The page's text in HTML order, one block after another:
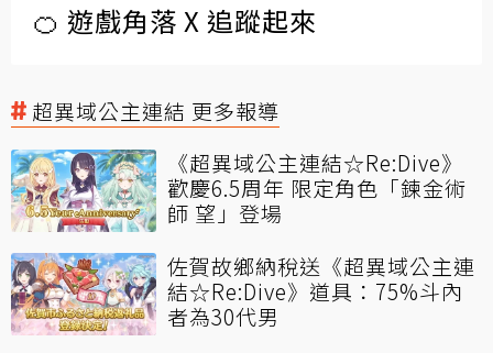
🍊 遊戲角落 X 追蹤起來
超異域公主連結 更多報導
《超異域公主連結☆Re:Dive》
歡慶6.5周年 限定角色「鍊金術
師 望」登場
佐賀故鄉納稅送《超異域公主連
結☆Re:Dive》道具：75%斗內
者為30代男